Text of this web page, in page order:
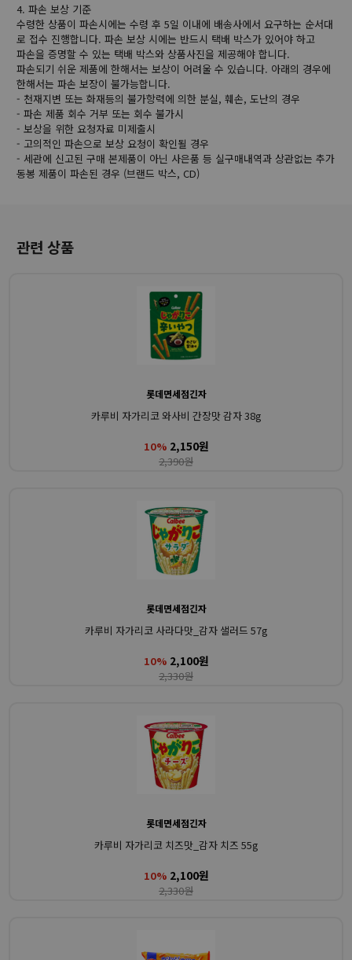
4. 파손 보상 기준
수령한 상품이 파손시에는 수령 후 5일 이내에 배송사에서 요구하는 순서대
로 접수 진행합니다. 파손 보상 시에는 반드시 택배 박스가 있어야 하고
파손을 증명할 수 있는 택배 박스와 상품사진을 제공해야 합니다.
파손되기 쉬운 제품에 한해서는 보상이 어려울 수 있습니다. 아래의 경우에
한해서는 파손 보장이 불가능합니다.
- 천재지변 또는 화재등의 불가항력에 의한 분실, 훼손, 도난의 경우
- 파손 제품 회수 거부 또는 회수 불가시
- 보상을 위한 요청자료 미제출시
- 고의적인 파손으로 보상 요청이 확인될 경우
- 세관에 신고된 구매 본제품이 아닌 사은품 등 실구매내역과 상관없는 추가
동봉 제품이 파손된 경우 (브랜드 박스, CD)
관련 상품
롯데면세점긴자
카루비 자가리코 와사비 간장맛 감자 38g
10% 2,150원
2,390원
롯데면세점긴자
카루비 자가리코 사라다맛_감자 샐러드 57g
10% 2,100원
2,330원
롯데면세점긴자
카루비 자가리코 치즈맛_감자 치즈 55g
10% 2,100원
2,330원